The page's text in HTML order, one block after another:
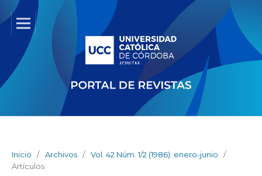
Inicio / Archivos / Vol. 42 Núm. 1/2 (1986): enero-junio
/
Artículos